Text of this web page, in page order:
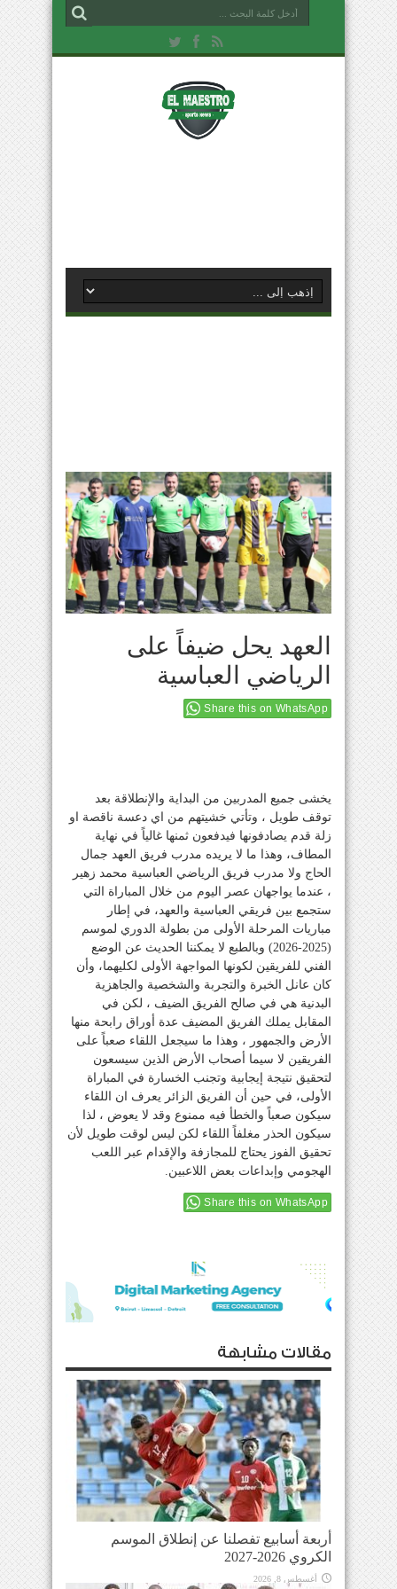
العهد يحل ضيفاً على
الرياضي العباسية
Share this on WhatsApp
يخشى جميع المدربين من البداية والإنطلاقة بعد
توقف طويل ، وتأتي خشيتهم من اي دعسة ناقصة او
زلة قدم يصادفونها فيدفعون ثمنها غالياً في نهاية
المطاف، وهذا ما لا يريده مدرب فريق العهد جمال
الحاج ولا مدرب فريق الرياضي العباسية محمد زهير
، عندما يواجهان عصر اليوم من خلال المباراة التي
ستجمع بين فريقي العباسية والعهد، في إطار
مباريات المرحلة الأولى من بطولة الدوري لموسم
(2025-2026) وبالطبع لا يمكننا الحديث عن الوضع
الفني للفريقين لكونها المواجهة الأولى لكليهما، وأن
كان عانل الخبرة والتجربة والشخصية والجاهزية
البدنية هي في صالح الفريق الضيف ، لكن في
المقابل يملك الفريق المضيف عدة أوراق رابحة منها
الأرض والجمهور ، وهذا ما سيجعل اللقاء صعباً على
الفريقين لا سيما أصحاب الأرض الذين سيسعون
لتحقيق نتيجة إيجابية وتجنب الخسارة في المباراة
الأولى، في حين أن الفريق الزائر يعرف ان اللقاء
سيكون صعباً والخطأ فيه ممنوع وقد لا يعوض ، لذا
سيكون الحذر مغلفاً اللقاء لكن ليس لوقت طويل لأن
تحقيق الفوز يحتاج للمجازفة والإقدام عبر اللعب
الهجومي وإبداعات بعض اللاعبين.
Share this on WhatsApp
مقالات مشابهة
أربعة أسابيع تفصلنا عن إنطلاق الموسم
الكروي 2026-2027
أغسطس 8, 2026